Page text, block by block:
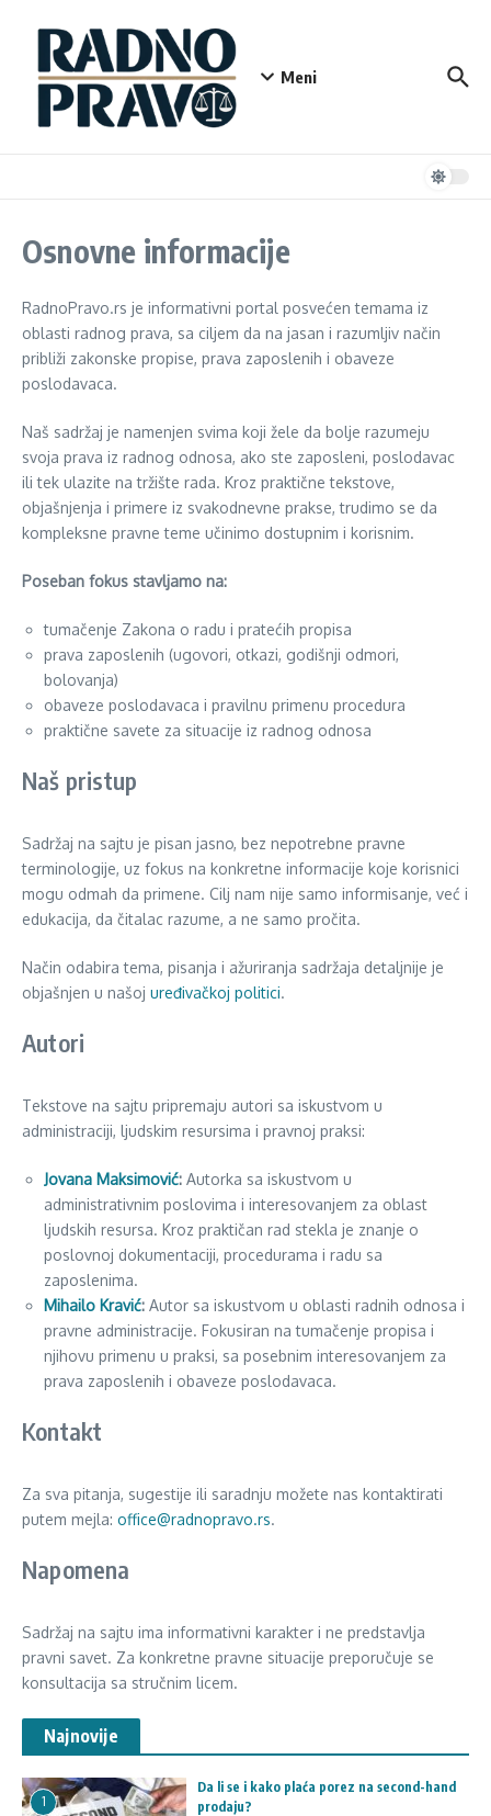
Meni
Osnovne informacije
RadnoPravo.rs je informativni portal posvećen temama iz
oblasti radnog prava, sa ciljem da na jasan i razumljiv način
približi zakonske propise, prava zaposlenih i obaveze
poslodavaca.
Naš sadržaj je namenjen svima koji žele da bolje razumeju
svoja prava iz radnog odnosa, ako ste zaposleni, poslodavac
ili tek ulazite na tržište rada. Kroz praktične tekstove,
objašnjenja i primere iz svakodnevne prakse, trudimo se da
kompleksne pravne teme učinimo dostupnim i korisnim.
Poseban fokus stavljamo na:
tumačenje Zakona o radu i pratećih propisa
prava zaposlenih (ugovori, otkazi, godišnji odmori,
bolovanja)
obaveze poslodavaca i pravilnu primenu procedura
praktične savete za situacije iz radnog odnosa
Naš pristup
Sadržaj na sajtu je pisan jasno, bez nepotrebne pravne
terminologije, uz fokus na konkretne informacije koje korisnici
mogu odmah da primene. Cilj nam nije samo informisanje, već i
edukacija, da čitalac razume, a ne samo pročita.
Način odabira tema, pisanja i ažuriranja sadržaja detaljnije je
objašnjen u našoj uređivačkoj politici.
Autori
Tekstove na sajtu pripremaju autori sa iskustvom u
administraciji, ljudskim resursima i pravnoj praksi:
Jovana Maksimović: Autorka sa iskustvom u
administrativnim poslovima i interesovanjem za oblast
ljudskih resursa. Kroz praktičan rad stekla je znanje o
poslovnoj dokumentaciji, procedurama i radu sa
zaposlenima.
Mihailo Kravić: Autor sa iskustvom u oblasti radnih odnosa i
pravne administracije. Fokusiran na tumačenje propisa i
njihovu primenu u praksi, sa posebnim interesovanjem za
prava zaposlenih i obaveze poslodavaca.
Kontakt
Za sva pitanja, sugestije ili saradnju možete nas kontaktirati
putem mejla: office@radnopravo.rs.
Napomena
Sadržaj na sajtu ima informativni karakter i ne predstavlja
pravni savet. Za konkretne pravne situacije preporučuje se
konsultacija sa stručnim licem.
Najnovije
1
Da li se i kako plaća porez na second-hand
prodaju?